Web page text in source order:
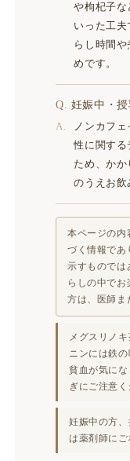
や枸杞子な
いった工
らし時間
めです。
妊娠中・
ノンカフ
性に関する
ため、か
のうえお飲
本ページの内
づく情報であ
示すものでは
らしの中で
方は、医師ま
メグスリノ
ニンには鉄
貧血が気に
ぎにご注意く
妊娠中の方
は薬剤師にご